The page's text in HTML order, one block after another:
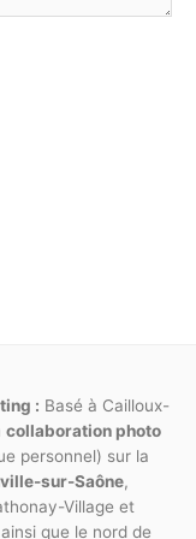
page doit
mention « lu et
lettres de
: Basé à Cailloux-
collaboration photo
personnel) sur la
sur-Saône,
Village et
ainsi que le nord de